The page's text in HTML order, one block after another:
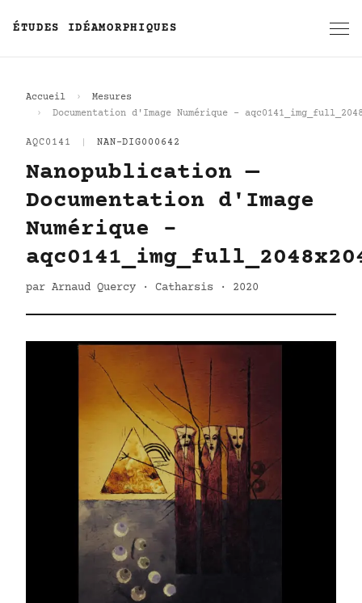
ÉTUDES IDÉAMORPHIQUES
Accueil
Mesures
Documentation d'Image Numérique -
AQC0141 NAN-DIG000642
Nanopublication —
Documentation d'Image
Numérique -
par Arnaud Quercy · Catharsis · 2020